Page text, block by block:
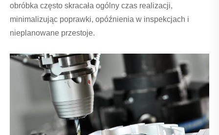
obróbka często skracała ogólny czas realizacji,
minimalizując poprawki, opóźnienia w inspekcjach i
nieplanowane przestoje.